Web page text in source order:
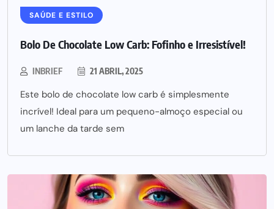
SAÚDE E ESTILO
Bolo De Chocolate Low Carb: Fofinho e Irresistível!
INBRIEF 21 ABRIL, 2025
Este bolo de chocolate low carb é simplesmente
incrível! Ideal para um pequeno-almoço especial ou
um lanche da tarde sem